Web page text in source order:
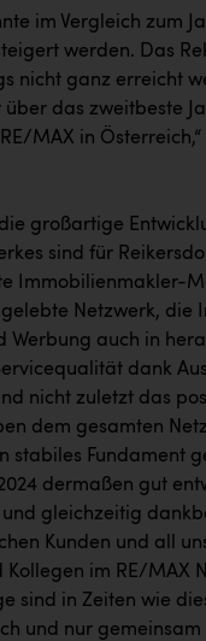
im Vergleich zum
werden. Das
nicht ganz erreicht
das zweitbeste
MAX in Österreich,“
großartige
sind für
Immobilienmakler-
Netzwerk, die
Werbung auch in
dank
nicht zuletzt das
dem gesamten
stabiles Fundament
dermaßen gut
und gleichzeitig
Kunden und all
Kollegen im RE/MAX
sind in Zeiten wie
und nur gemeinsam